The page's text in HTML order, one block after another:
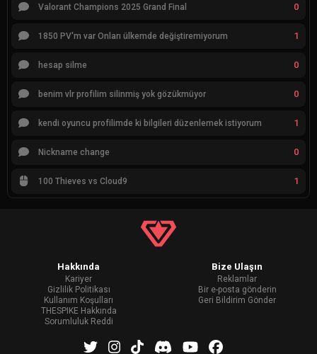
Valorant Champions 2025 Grand Final 0
1850 PV'm var Onları ülkemde değiştiremiyorum 1
hesap silme 0
benim vlr profilim silinmiş yok gözükmüyor 0
kendi oyuncu profilimde ki bilgileri düzenlemek istiyorum 1
Nickname change 0
100 Thieves vs Cloud9 1
Hakkında
Kariyer
Gizlilik Politikası
Kullanım Koşulları
THESPIKE Hakkında
Sorumluluk Reddi
Bize Ulaşın
Reklamlar
Bir e-posta gönderin
Geri Bildirim Gönder